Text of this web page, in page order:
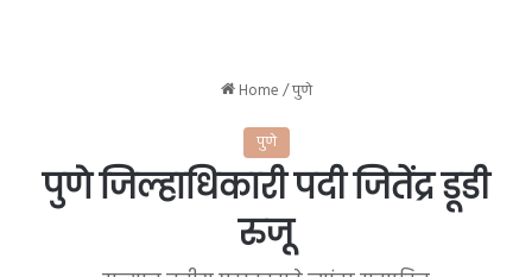
Home/पुणे
पुणे
पुणे जिल्हाधिकारी पदी जितेंद्र डूडी
रुजू